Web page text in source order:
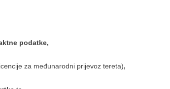
podatke,
za međunarodni prijevoz tereta),